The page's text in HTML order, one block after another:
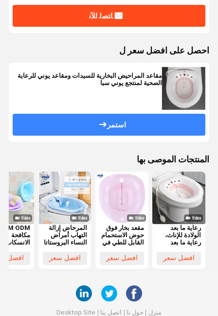
ﺎﺘﺼﻟ ﺍﻶﻧ
احصل على افضل سعر ل
مقاعد المراحيض البخارية للسيدات ومقاعد يوني للرعاية
الصحية لمنتجع يوني سبا
استمر
المنتجات الموصى بها
رعاية ما بعد
الولادة للإناث،
رعاية ما بعد
الشرجية، مقعد
بخار يوني قابل
افضل سعر
مقعد بخار فوق
حوض الاستحمام
القابل للطي في
بجوار المقعد
افضل سعر
المرحاض إزالة
التهاب أمراض
النساء البروستاتا
المهبل سيتز
حمام يوني البخار
افضل سعر
ODM
مكافحة
الانسكاب
المهبلية
افضل
منزل حول نا اتصل بنا Desktop Site